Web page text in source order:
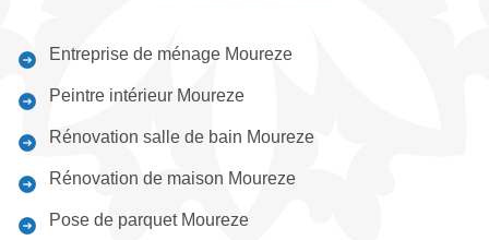
Entreprise de ménage Moureze
Peintre intérieur Moureze
Rénovation salle de bain Moureze
Rénovation de maison Moureze
Pose de parquet Moureze